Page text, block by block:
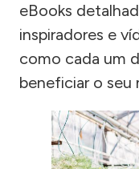
eBooks
inspiradores e
como cada um
beneficiar o seu